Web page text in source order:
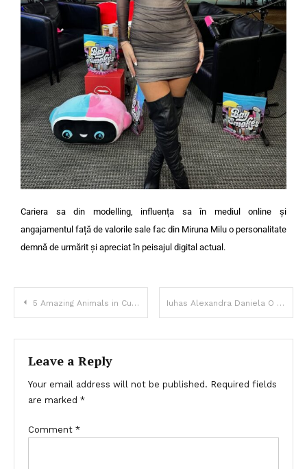
Cariera sa din modelling, influența sa în mediul online și
angajamentul față de valorile sale fac din Miruna Milu o personalitate
demnă de urmărit și apreciat în peisajul digital actual.
5 Amazing Animals in Current Era Iuhas Alexandra Daniela O Prezență Remarcabilă în Mediul Online și Dincolo de Acesta
Leave a Reply
Your email address will not be published. Required fields
are marked *
Comment *